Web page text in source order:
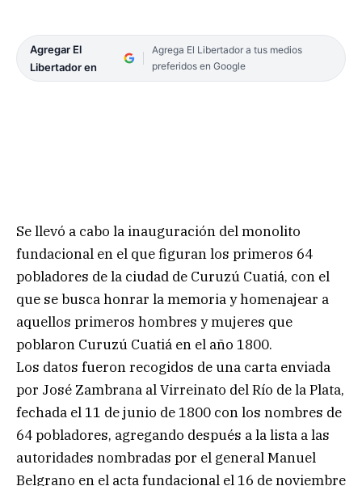
Agregar El
Libertador en
Agrega El Libertador a tus medios
preferidos en Google
Se llevó a cabo la inauguración del monolito
fundacional en el que figuran los primeros 64
pobladores de la ciudad de Curuzú Cuatiá, con el
que se busca honrar la memoria y homenajear a
aquellos primeros hombres y mujeres que
poblaron Curuzú Cuatiá en el año 1800.
Los datos fueron recogidos de una carta enviada
por José Zambrana al Virreinato del Río de la Plata,
fechada el 11 de junio de 1800 con los nombres de
64 pobladores, agregando después a la lista a las
autoridades nombradas por el general Manuel
Belgrano en el acta fundacional el 16 de noviembre